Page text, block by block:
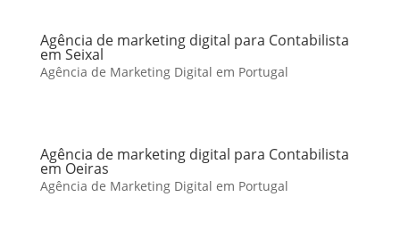
Agência de marketing digital para Contabilista
em Seixal
Agência de Marketing Digital em Portugal
Agência de marketing digital para Contabilista
em Oeiras
Agência de Marketing Digital em Portugal